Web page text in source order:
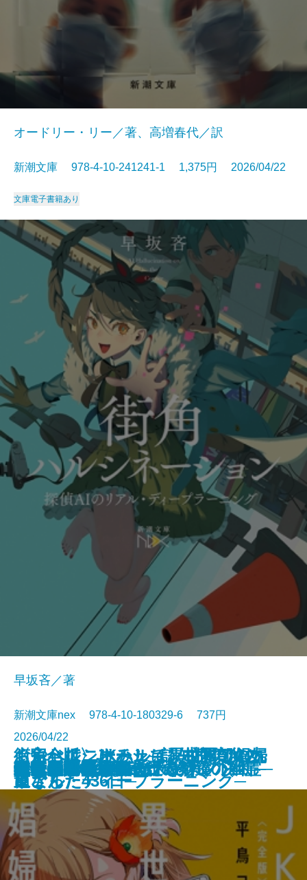
食べると死ぬ花
猫と罰
くらべて、けみして 校閲部の九
重さん
水よ踊れ
役者廃業・三婆
裂けた明日
おやじはニーチェ─認知症の父と
過ごした436日─
量子力学で生命の謎を解く
記憶の帝国
オードリー・リー／著、高増春代／訳
新潮文庫 978-4-10-241241-1 1,375円 2026/04/22
文庫電子書籍あり
街角ハルシネーション─探偵AIの
リアル・ディープラーニング─
早坂吝／著
新潮文庫nex 978-4-10-180329-6 737円
2026/04/22
文庫電子書籍あり
〈完全版〉JKハルは異世界で娼婦
になった
今夜もベルが鳴る
歌舞伎町アンダーグラウンド
ツユクサナツコの一生
あしたの名医4─それぞれの決断─
鬼にきんつば─七つの刻鐘の幽霊─
東京都同情塔
養老先生、病院へ行く
不良老人の文学論
秀長と利休